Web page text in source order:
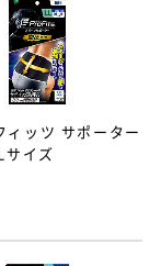
ィッツ サポーター
サイズ